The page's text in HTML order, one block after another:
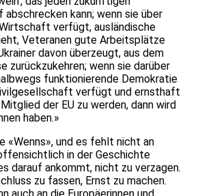
abschrecken kann; wenn sie über
verfügt, ausländische
Veteranen gute Arbeitsplätze
davon überzeugt, aus dem
zurückzukehren; wenn sie darüber
funktionierende Demokratie
verfügt und ernsthaft
der EU zu werden, dann wird
haben.»
«Wenns», und es fehlt nicht an
in der Geschichte
darauf ankommt, nicht zu verzagen.
zu fassen, Ernst zu machen.